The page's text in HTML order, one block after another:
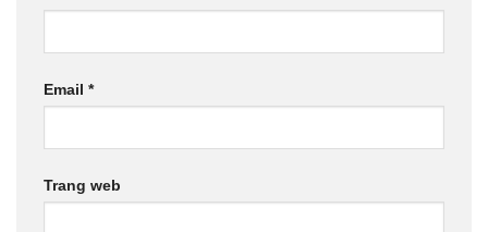
Email *
Trang web